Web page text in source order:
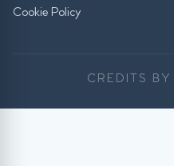
Cookie Policy
CREDITS BY